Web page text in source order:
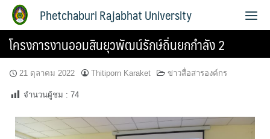
Phetchaburi Rajabhat University
โครงการงานออมสินยุวพัฒน์รักษ์ถิ่นยกกำลัง 2
21 ตุลาคม 2022 Thitiporn Karaket ข่าวสื่อสารองค์กร
จำนวนผู้ชม : 74